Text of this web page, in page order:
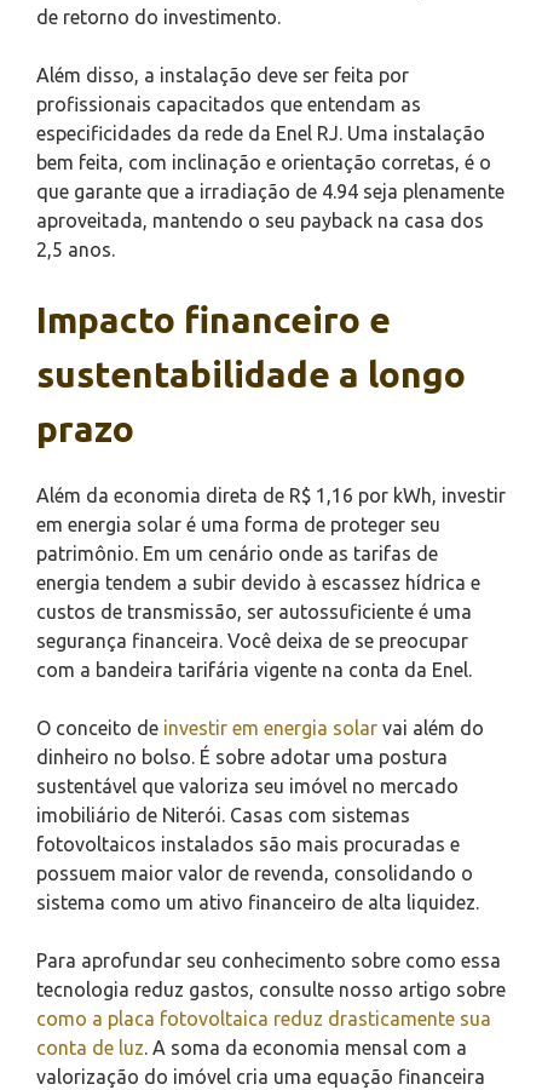
de retorno do investimento.
Além disso, a instalação deve ser feita por
profissionais capacitados que entendam as
especificidades da rede da Enel RJ. Uma instalação
bem feita, com inclinação e orientação corretas, é o
que garante que a irradiação de 4.94 seja plenamente
aproveitada, mantendo o seu payback na casa dos
2,5 anos.
Impacto financeiro e
sustentabilidade a longo
prazo
Além da economia direta de R$ 1,16 por kWh, investir
em energia solar é uma forma de proteger seu
patrimônio. Em um cenário onde as tarifas de
energia tendem a subir devido à escassez hídrica e
custos de transmissão, ser autossuficiente é uma
segurança financeira. Você deixa de se preocupar
com a bandeira tarifária vigente na conta da Enel.
O conceito de investir em energia solar vai além do
dinheiro no bolso. É sobre adotar uma postura
sustentável que valoriza seu imóvel no mercado
imobiliário de Niterói. Casas com sistemas
fotovoltaicos instalados são mais procuradas e
possuem maior valor de revenda, consolidando o
sistema como um ativo financeiro de alta liquidez.
Para aprofundar seu conhecimento sobre como essa
tecnologia reduz gastos, consulte nosso artigo sobre
como a placa fotovoltaica reduz drasticamente sua
conta de luz . A soma da economia mensal com a
valorização do imóvel cria uma equação financeira